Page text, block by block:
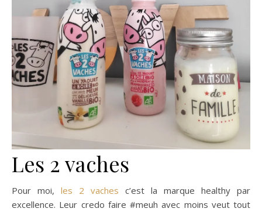
Les 2 vaches
Pour moi, les 2 vaches c’est la marque healthy par
excellence. Leur credo faire #meuh avec moins veut tout